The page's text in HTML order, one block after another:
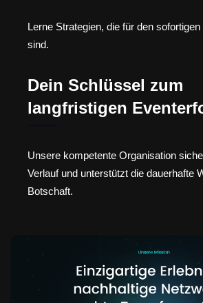
Lerne Strategien, die für den
sind.
Dein Schlüssel zum
langfristigen
Unsere kompetente Organisation
Verlauf und unterstützt die dauerhafte
Botschaft.